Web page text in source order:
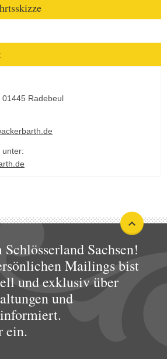
Radebeul
unter:
Schlösserland Sachsen!
Mailings bist
und exklusiv über
und
ein.